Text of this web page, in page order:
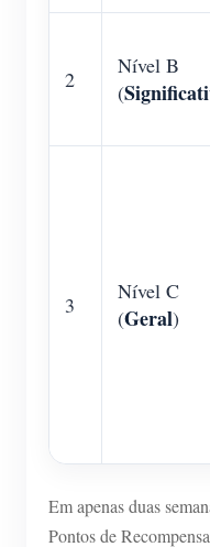
2
Nível B
(
3
Nível C
(Geral)
Em apenas duas
Pontos de